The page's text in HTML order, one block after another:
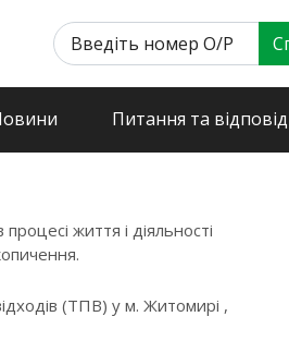
Питання та
життя і діяльності
(ТПВ) у м. Житомирі ,